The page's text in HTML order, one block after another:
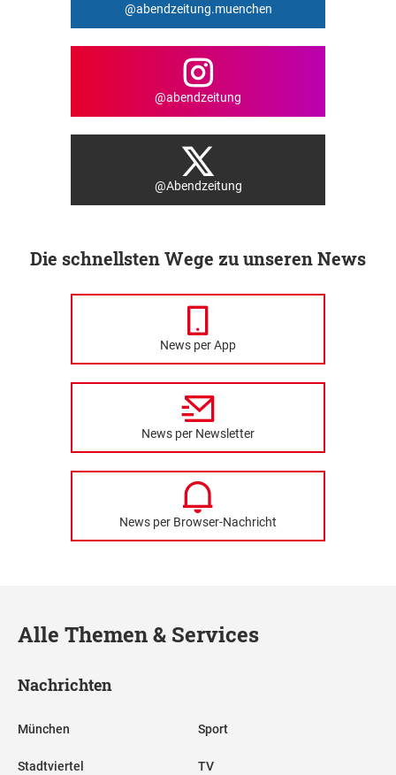
@abendzeitung.muenchen
@abendzeitung
@Abendzeitung
Die schnellsten Wege zu unseren News
News per App
News per Newsletter
News per Browser-Nachricht
Alle Themen & Services
Nachrichten
München
Stadtviertel
Sport
TV